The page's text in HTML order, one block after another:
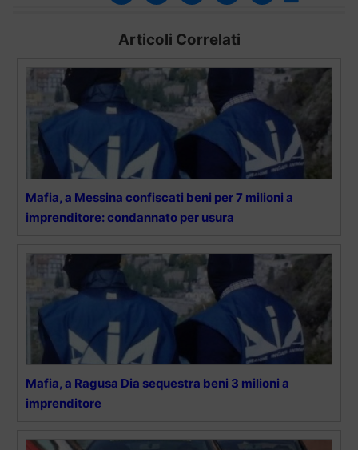
Articoli Correlati
Mafia, a Messina confiscati beni per 7 milioni a
imprenditore: condannato per usura
Mafia, a Ragusa Dia sequestra beni 3 milioni a
imprenditore